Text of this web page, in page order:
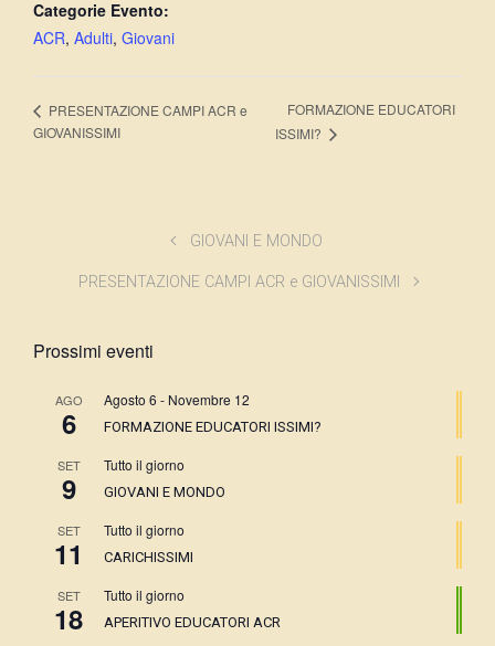
Categorie Evento:
ACR, Adulti, Giovani
PRESENTAZIONE CAMPI ACR e
GIOVANISSIMI
FORMAZIONE EDUCATORI
ISSIMI?
GIOVANI E MONDO
PRESENTAZIONE CAMPI ACR e GIOVANISSIMI
Prossimi eventi
AGO
6
Agosto 6 - Novembre 12
FORMAZIONE EDUCATORI ISSIMI?
SET
9
Tutto il giorno
GIOVANI E MONDO
SET
11
Tutto il giorno
CARICHISSIMI
SET
18
Tutto il giorno
APERITIVO EDUCATORI ACR